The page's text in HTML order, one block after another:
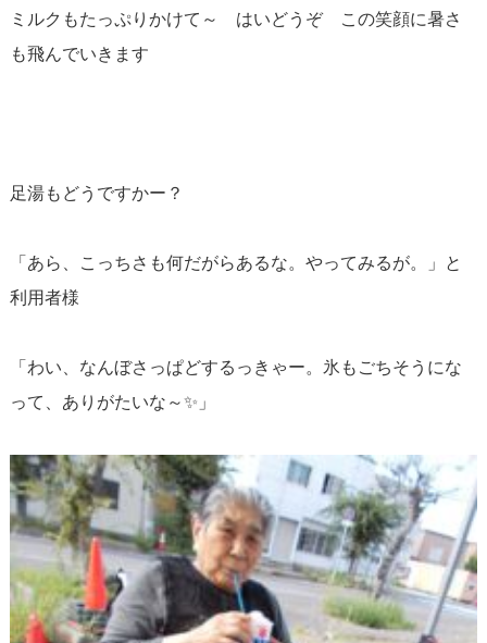
ミルクもたっぷりかけて～ はいどうぞ この笑顔に暑さ
も飛んでいきます
足湯もどうですかー？
「あら、こっちさも何だがらあるな。やってみるが。」と
利用者様
「わい、なんぼさっぱどするっきゃー。氷もごちそうにな
って、ありがたいな～✨」